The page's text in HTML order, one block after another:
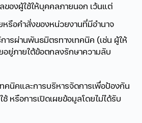
ของผู้ใช้ให้บุคคลภายนอก เว้นแต่
หรือคำสั่งของหน่วยงานที่มีอำนาจ
ารผ่านพันธมิตรทางเทคนิค (เช่น ผู้ให้
อยู่ภายใต้ข้อตกลงรักษาความลับ
คนิคและการบริหารจัดการเพื่อป้องกัน
ช้ หรือการเปิดเผยข้อมูลโดยไม่ได้รับ